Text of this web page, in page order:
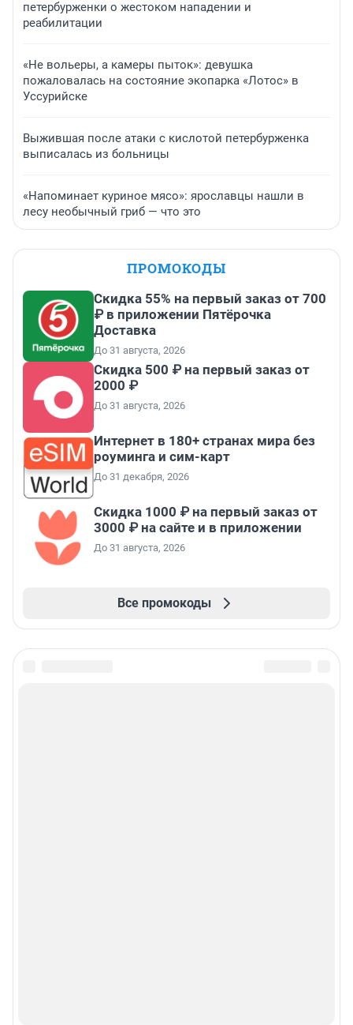
петербурженки о жестоком нападении и
реабилитации
«Не вольеры, а камеры пыток»: девушка
пожаловалась на состояние экопарка «Лотос» в
Уссурийске
Выжившая после атаки с кислотой петербурженка
выписалась из больницы
«Напоминает куриное мясо»: ярославцы нашли в
лесу необычный гриб — что это
ПРОМОКОДЫ
Скидка 55% на первый заказ от 700
₽ в приложении Пятёрочка
Доставка
До 31 августа, 2026
Скидка 500 ₽ на первый заказ от
2000 ₽
До 31 августа, 2026
Интернет в 180+ странах мира без
роуминга и сим-карт
До 31 декабря, 2026
Скидка 1000 ₽ на первый заказ от
3000 ₽ на сайте и в приложении
До 31 августа, 2026
Все промокоды